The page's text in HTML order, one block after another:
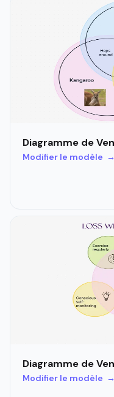
Diagramme de
Modifier le modèle →
Diagramme de
Modifier le modèle →